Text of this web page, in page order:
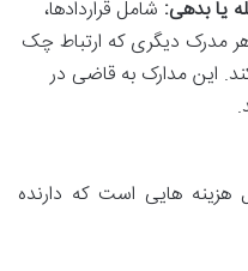
یا بدهی: شامل قراردادها،
هر مدرک دیگری که ارتباط چک
این مدارک به قاضی در
هایی است که دارنده